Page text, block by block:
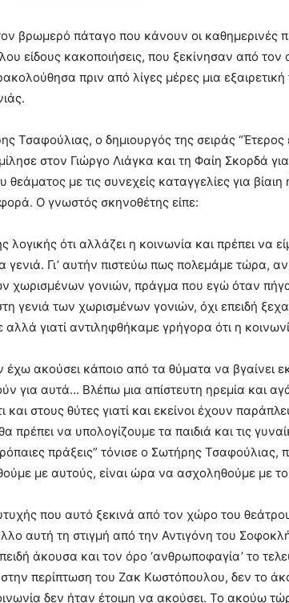
βρωμερό πάταγο που κάνουν οι καθημερινές
είδους κακοποιήσεις, που ξεκίνησαν από
πριν από λίγες μέρες μια
Τσαφούλιας, ο δημιουργός της σειράς “Έτερος
στον Γιώργο Λιάγκα και τη Φαίη Σκορδά
θεάματος με τις συνεχείς καταγγελίες για
Ο γνωστός σκηνοθέτης είπε:
λογικής ότι αλλάζει η κοινωνία και πρέπει να
γενιά. Γι’ αυτήν πιστεύω πως πολεμάμε τώρα,
χωρισμένων γονιών, πράγμα που εγώ όταν
γενιά των χωρισμένων γονιών, όχι επειδή
γιατί αντιληφθήκαμε γρήγορα ότι η
έχω ακούσει κάποιο από τα θύματα να βγαίνει
για αυτά… Βλέπω μια απίστευτη ηρεμία και
και στους θύτες γιατί και εκείνοι έχουν
πρέπει να υπολογίζουμε τα παιδιά και τις
πράξεις” τόνισε ο Σωτήρης Τσαφούλιας,
με αυτούς, είναι ώρα να ασχοληθούμε με
που αυτό ξεκινά από τον χώρο του
αυτή τη στιγμή από την Αντιγόνη του
άκουσα και τον όρο ‘ανθρωποφαγία’ το
περίπτωση του Ζακ Κωστόπουλου, δεν το
δεν ήταν έτοιμη να ακούσει. Το ακούω